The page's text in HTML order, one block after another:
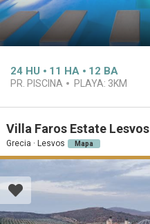
24 HU 11 HA 12 BA
PR. PISCINA PLAYA: 3KM
Villa Faros Estate Lesvos
Grecia · Lesvos Mapa